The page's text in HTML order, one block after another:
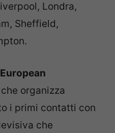
Londra,
Sheffield,
European
che organizza
i primi contatti con
che